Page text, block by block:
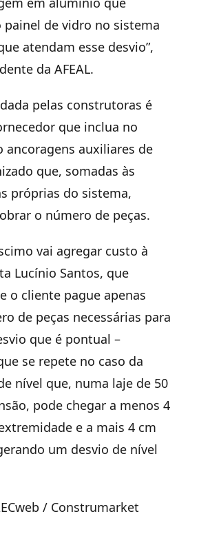
painel de vidro no sistema
atendam esse desvio”,
da AFEAL.
pelas construtoras é
que inclua no
ancoragens auxiliares de
que, somadas às
próprias do sistema,
o número de peças.
vai agregar custo à
Lucínio Santos, que
o cliente pague apenas
de peças necessárias para
que é pontual –
se repete no caso da
nível que, numa laje de 50
pode chegar a menos 4
e a mais 4 cm
um desvio de nível
/ Construmarket